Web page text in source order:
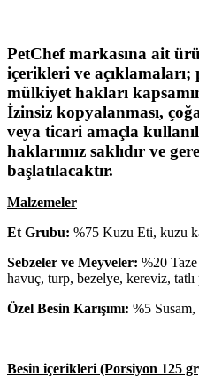
PetChef markasına ait
içerikleri ve
mülkiyet hakları
İzinsiz kopyalanması,
veya ticari amaçla
haklarımız saklıdır ve
başlatılacaktır.
Malzemeler
Et Grubu: %75 Kuzu Eti, kuzu
Sebzeler ve Meyveler: %20
havuç, turp, bezelye, kereviz, tatlı
Özel Besin Karışımı: %5
Besin içerikleri (Porsiyon 125